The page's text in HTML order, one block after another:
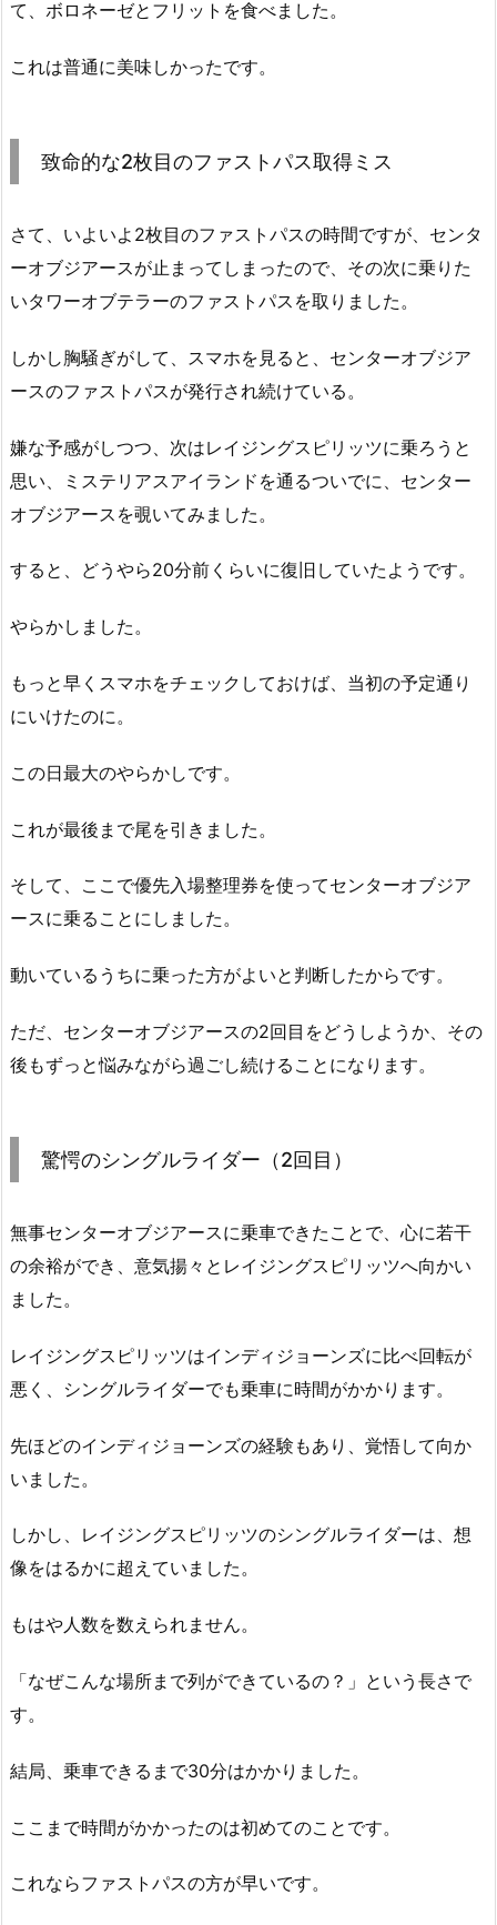
て、ボロネーゼとフリットを食べました。
これは普通に美味しかったです。
致命的な2枚目のファストパス取得ミス
さて、いよいよ2枚目のファストパスの時間ですが、センタ
ーオブジアースが止まってしまったので、その次に乗りた
いタワーオブテラーのファストパスを取りました。
しかし胸騒ぎがして、スマホを見ると、センターオブジア
ースのファストパスが発行され続けている。
嫌な予感がしつつ、次はレイジングスピリッツに乗ろうと
思い、ミステリアスアイランドを通るついでに、センター
オブジアースを覗いてみました。
すると、どうやら20分前くらいに復旧していたようです。
やらかしました。
もっと早くスマホをチェックしておけば、当初の予定通り
にいけたのに。
この日最大のやらかしです。
これが最後まで尾を引きました。
そして、ここで優先入場整理券を使ってセンターオブジア
ースに乗ることにしました。
動いているうちに乗った方がよいと判断したからです。
ただ、センターオブジアースの2回目をどうしようか、その
後もずっと悩みながら過ごし続けることになります。
驚愕のシングルライダー（2回目）
無事センターオブジアースに乗車できたことで、心に若干
の余裕ができ、意気揚々とレイジングスピリッツへ向かい
ました。
レイジングスピリッツはインディジョーンズに比べ回転が
悪く、シングルライダーでも乗車に時間がかかります。
先ほどのインディジョーンズの経験もあり、覚悟して向か
いました。
しかし、レイジングスピリッツのシングルライダーは、想
像をはるかに超えていました。
もはや人数を数えられません。
「なぜこんな場所まで列ができているの？」という長さで
す。
結局、乗車できるまで30分はかかりました。
ここまで時間がかかったのは初めてのことです。
これならファストパスの方が早いです。